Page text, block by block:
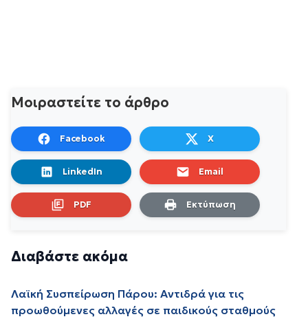
Μοιραστείτε το άρθρο
Facebook X
LinkedIn Email
PDF Εκτύπωση
Διαβάστε ακόμα
Λαϊκή Συσπείρωση Πάρου: Αντιδρά για τις
προωθούμενες αλλαγές σε παιδικούς σταθμούς